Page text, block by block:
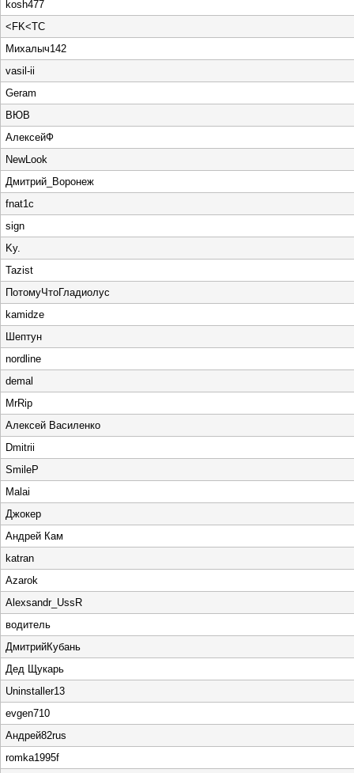
kosh477
<FK<TC
Михалыч142
vasil-ii
Geram
ВЮВ
АлексейФ
NewLook
Дмитрий_Воронеж
fnat1c
sign
Ky.
Tazist
ПотомуЧтоГладиолус
kamidze
Шептун
nordline
demal
MrRip
Алексей Василенко
Dmitrii
SmileP
Malai
Джокер
Андрей Кам
katran
Azarok
Alexsandr_UssR
водитель
ДмитрийКубань
Дед Щукарь
Uninstaller13
evgen710
Андрей82rus
romka1995f